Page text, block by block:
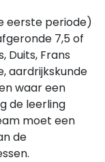
eerste periode)
7,5 of
Duits, Frans
aardrijkskunde
waar een
de leerling
moet een
de